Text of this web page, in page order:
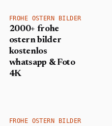
FROHE OSTERN BILDER
2000+ frohe
ostern bilder
kostenlos
whatsapp & Foto
4K
FROHE OSTERN BILDER